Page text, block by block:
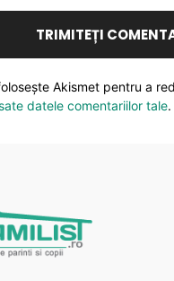
Akismet pentru a
datele comentariilor tale.